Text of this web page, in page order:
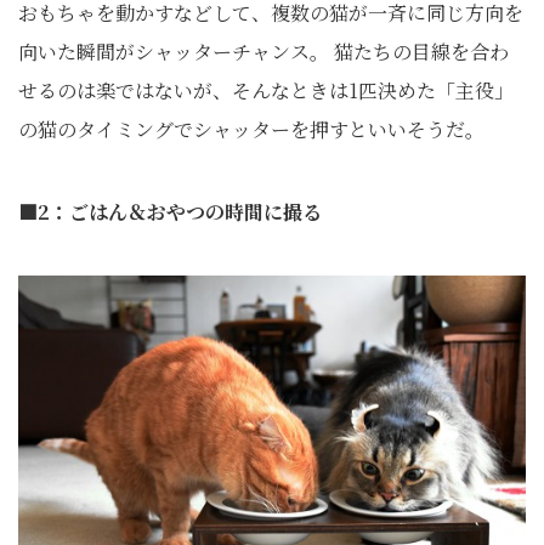
おもちゃを動かすなどして、複数の猫が一斉に同じ方向を
向いた瞬間がシャッターチャンス。 猫たちの目線を合わ
せるのは楽ではないが、そんなときは1匹決めた「主役」
の猫のタイミングでシャッターを押すといいそうだ。
■2：ごはん＆おやつの時間に撮る